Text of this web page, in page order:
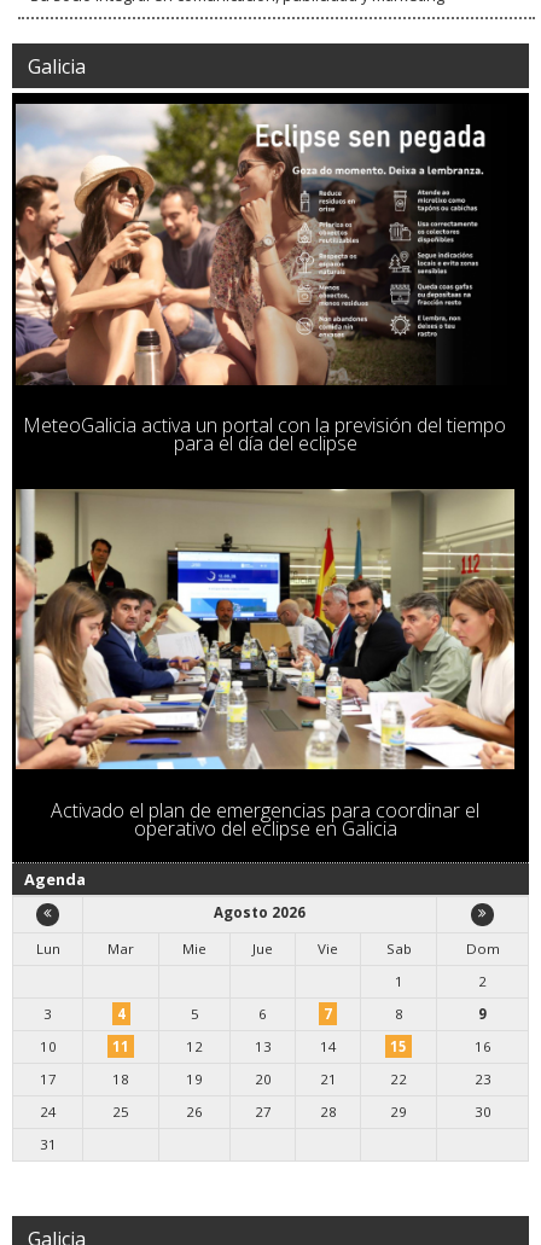
Galicia
MeteoGalicia activa un portal con la previsión del tiempo
para el día del eclipse
Activado el plan de emergencias para coordinar el
operativo del eclipse en Galicia
Agenda
Agosto 2026
Lun
Mar Mie Jue Vie Sab
Dom
1
2
3
4 5 6 7 8
9
10
11 12 13 14 15
16
17
18 19 20 21 22
23
24
25 26 27 28 29
30
31
Galicia